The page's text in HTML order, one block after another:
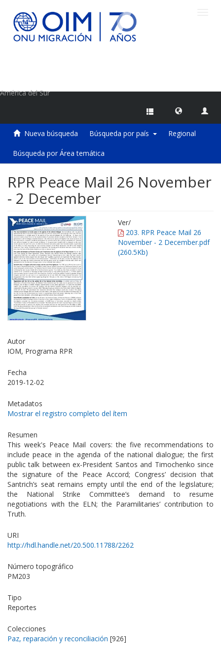
América del Sur
Nueva búsqueda Búsqueda por país Regional
Búsqueda por Área temática
RPR Peace Mail 26 November
- 2 December
Ver/
203. RPR Peace Mail 26
November - 2 December.pdf
(260.5Kb)
Autor
IOM, Programa RPR
Fecha
2019-12-02
Metadatos
Mostrar el registro completo del ítem
Resumen
This week's Peace Mail covers: the five recommendations to
include peace in the agenda of the national dialogue; the first
public talk between ex-President Santos and Timochenko since
the signature of the Peace Accord; Congress’ decision that
Santrich’s seat remains empty until the end of the legislature;
the National Strike Committee’s demand to resume
negotiations with the ELN; the Paramilitaries’ contribution to
Truth.
URI
http://hdl.handle.net/20.500.11788/2262
Número topográfico
PM203
Tipo
Reportes
Colecciones
Paz, reparación y reconciliación [926]